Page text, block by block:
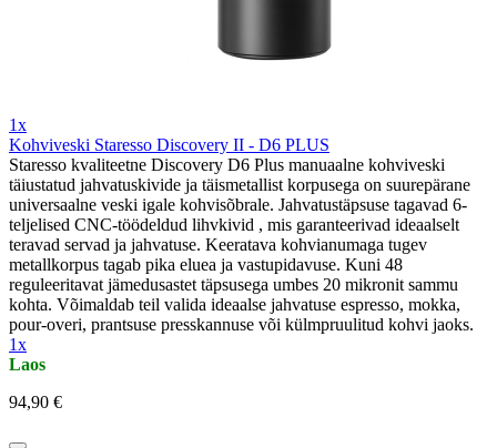
1x
Kohviveski Staresso Discovery II - D6 PLUS
Staresso kvaliteetne Discovery D6 Plus manuaalne kohviveski
täiustatud jahvatuskivide ja täismetallist korpusega on suurepärane
universaalne veski igale kohvisõbrale. Jahvatustäpsuse tagavad 6-
teljelised CNC-töödeldud lihvkivid , mis garanteerivad ideaalselt
teravad servad ja jahvatuse. Keeratava kohvianumaga tugev
metallkorpus tagab pika eluea ja vastupidavuse. Kuni 48
reguleeritavat jämedusastet täpsusega umbes 20 mikronit sammu
kohta. Võimaldab teil valida ideaalse jahvatuse espresso, mokka,
pour-overi, prantsuse presskannuse või külmpruulitud kohvi jaoks.
1x
Laos
94,90 €